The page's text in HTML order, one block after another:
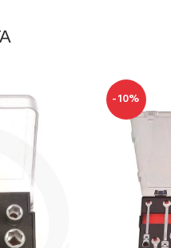
-10%